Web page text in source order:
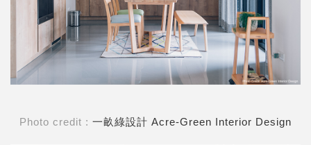
Photo credit : 一畝綠設計 Acre-Green Interior Design